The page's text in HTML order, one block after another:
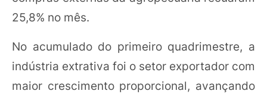
25,8% no mês.
No acumulado do primeiro quadrimestre, a
indústria extrativa foi o setor exportador com
maior crescimento proporcional, avançando